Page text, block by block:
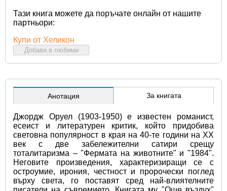
Тази книга можете да поръчате онлайн от нашите
партньори:
Купи от Хеликон
Добави в любими
Анотация За книгата
Джордж Оруел (1903-1950) е известен романист,
есеист и литературен критик, който придобива
световна популярност в края на 40-те години на XX
век с две забележителни сатири срещу
тоталитаризма – "Фермата на животните" и "1984".
Неговите произведения, характеризиращи се с
остроумие, ирония, честност и пророчески поглед
върху света, го поставят сред най-влиятелните